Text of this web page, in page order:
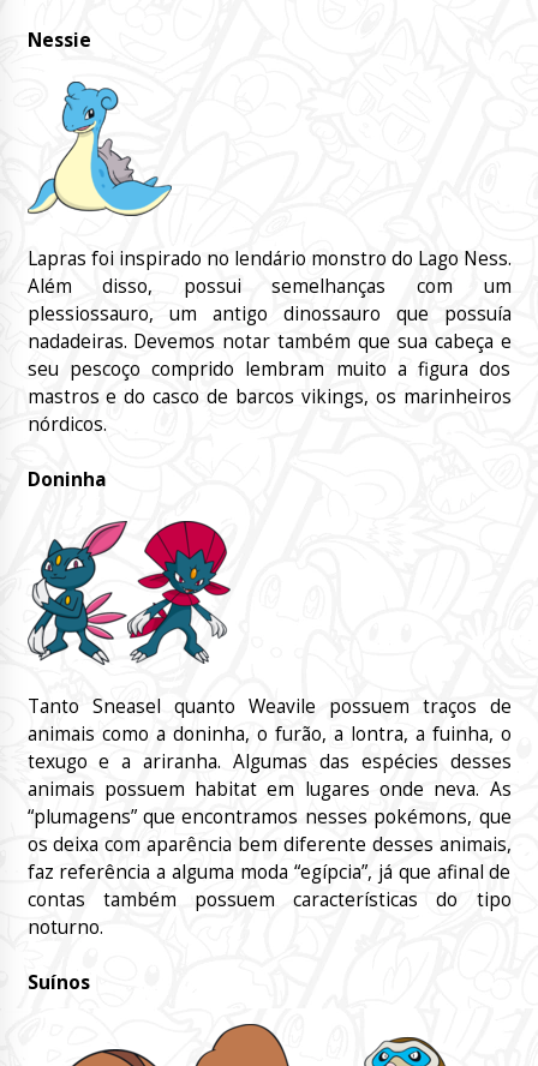
Nessie
Lapras foi inspirado no lendário monstro do Lago Ness.
Além disso, possui semelhanças com um
plessiossauro, um antigo dinossauro que possuía
nadadeiras. Devemos notar também que sua cabeça e
seu pescoço comprido lembram muito a figura dos
mastros e do casco de barcos vikings, os marinheiros
nórdicos.
Doninha
Tanto Sneasel quanto Weavile possuem traços de
animais como a doninha, o furão, a lontra, a fuinha, o
texugo e a ariranha. Algumas das espécies desses
animais possuem habitat em lugares onde neva. As
“plumagens” que encontramos nesses pokémons, que
os deixa com aparência bem diferente desses animais,
faz referência a alguma moda “egípcia”, já que afinal de
contas também possuem características do tipo
noturno.
Suínos